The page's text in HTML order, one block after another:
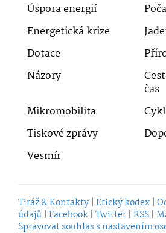
Úspora energií
Energetická krize
Dotace
Názory
čas
Mikromobilita
Tiskové zprávy
Vesmír
Tiráž & Kontakty | Etický kodex |
údajů | Facebook | Twitter | RSS |
Spravovat souhlas s nastavením